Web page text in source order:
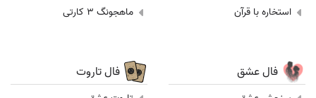
استخاره با قرآن
ماهجونگ 3 کارتی
فال عشق فال تاروت